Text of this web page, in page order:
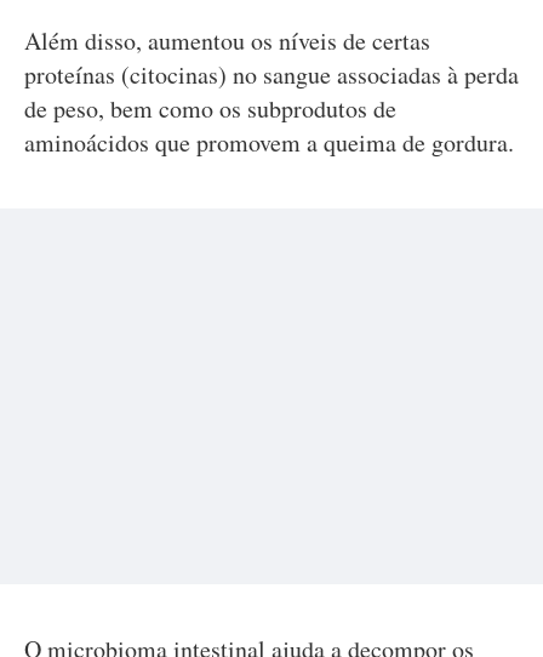
Além disso, aumentou os níveis de certas
proteínas (citocinas) no sangue associadas à perda
de peso, bem como os subprodutos de
aminoácidos que promovem a queima de gordura.
O microbioma intestinal ajuda a decompor os